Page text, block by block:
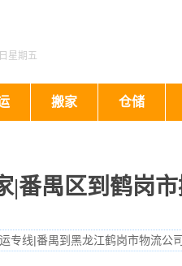
星期五
搬家 仓储
|番禺区到鹤岗
专线|番禺到黑龙江鹤岗市物流公司